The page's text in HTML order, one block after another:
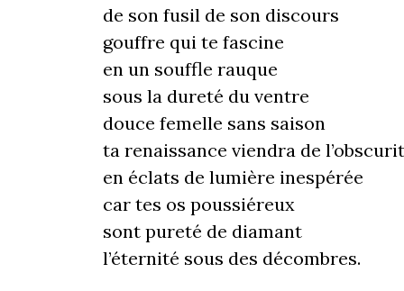
de son fusil de son discours
gouffre qui te fascine
en un souffle rauque
sous la dureté du ventre
douce femelle sans saison
ta renaissance viendra de
en éclats de lumière inespérée
car tes os poussiéreux
sont pureté de diamant
l’éternité sous des décombres.